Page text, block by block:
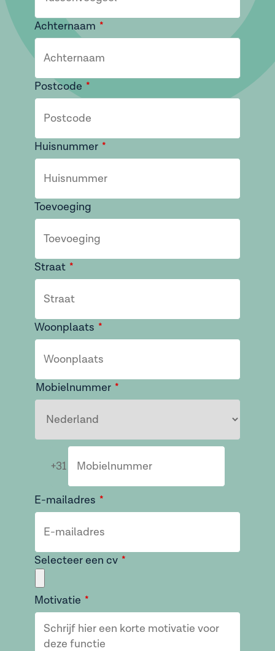
Achternaam
Postcode
Huisnummer
Toevoeging
Straat
Woonplaats
Mobielnummer
+31
E-mailadres
Selecteer een cv
Motivatie